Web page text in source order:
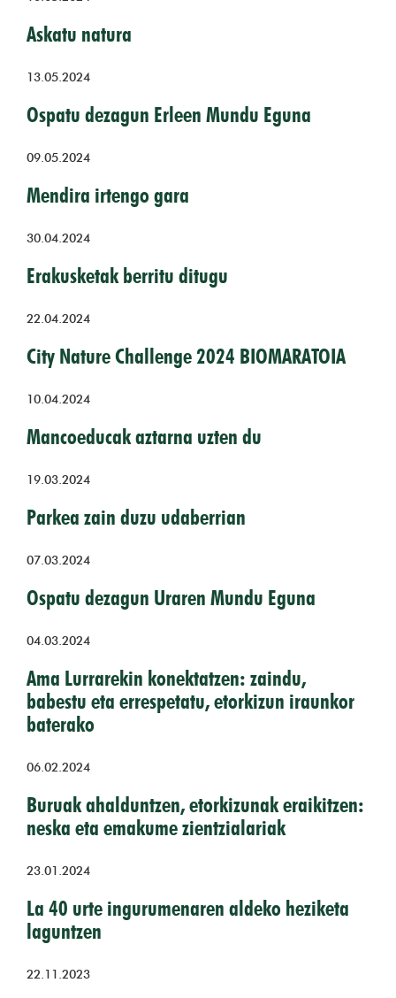
Askatu natura
13.05.2024
Ospatu dezagun Erleen Mundu Eguna
09.05.2024
Mendira irtengo gara
30.04.2024
Erakusketak berritu ditugu
22.04.2024
City Nature Challenge 2024 BIOMARATOIA
10.04.2024
Mancoeducak aztarna uzten du
19.03.2024
Parkea zain duzu udaberrian
07.03.2024
Ospatu dezagun Uraren Mundu Eguna
04.03.2024
Ama Lurrarekin konektatzen: zaindu,
babestu eta errespetatu, etorkizun iraunkor
baterako
06.02.2024
Buruak ahalduntzen, etorkizunak eraikitzen:
neska eta emakume zientzialariak
23.01.2024
La 40 urte ingurumenaren aldeko heziketa
laguntzen
22.11.2023